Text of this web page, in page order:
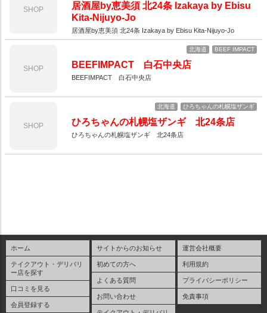
SHOP
居酒屋by恵美須 北24条 Izakaya by Ebisu
Kita-Nijuyo-Jo
居酒屋by恵美須 北24条 Izakaya by Ebisu Kita-Nijuyo-Jo
SHOP
北海道 BEEF IMPACT
BEEFIMPACT 白石中央店
BEEFIMPACT 白石中央店
SHOP
北海道 ひろちゃんの札幌塩ザンギ
ひろちゃんの札幌塩ザンギ 北24条店
ひろちゃんの札幌塩ザンギ 北24条店
ホーム
テイクアウト・デリバリ
ー店を探す
口コミを見る
会員登録する
サイトからのお知らせ
初めての方へ
よくある質問
お問い合わせ
運営会社概要
利用規約
プライバシーポリシー
免責事項